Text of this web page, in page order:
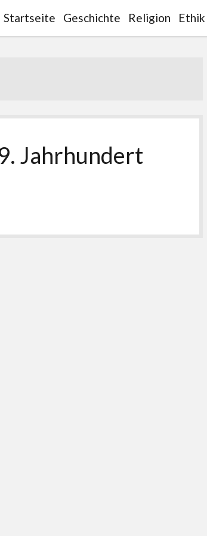
Startseite Geschichte Religion Ethik
Jahrhundert